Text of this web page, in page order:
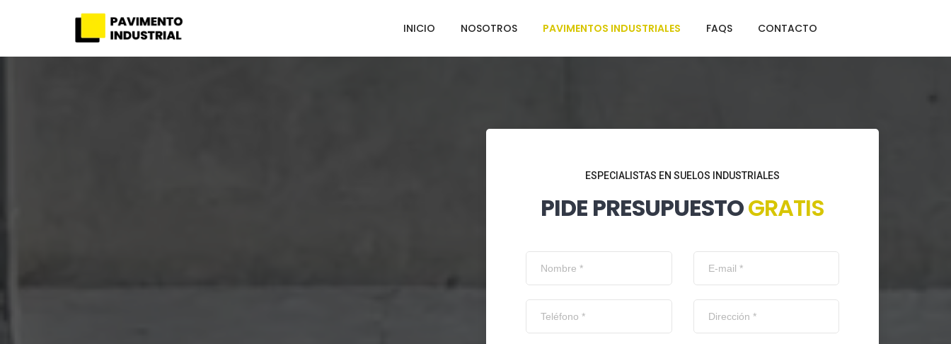
INICIO NOSOTROS PAVIMENTOS INDUSTRIALES FAQS CONTACTO
ESPECIALISTAS EN SUELOS INDUSTRIALES
PIDE PRESUPUESTOGRATIS